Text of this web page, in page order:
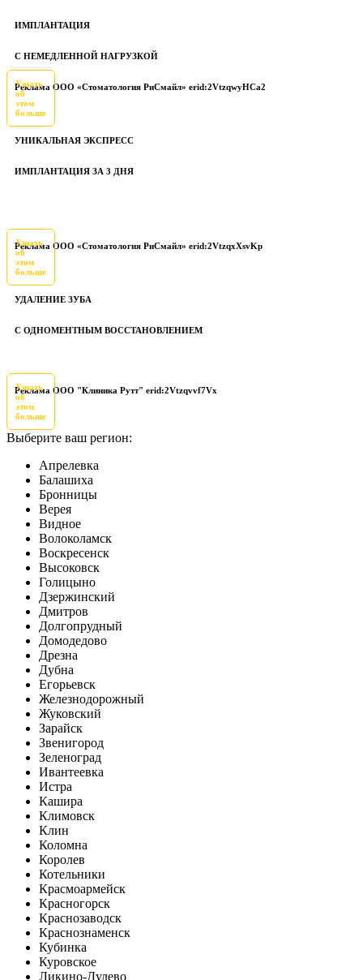
ИМПЛАНТАЦИЯ
С НЕМЕДЛЕННОЙ НАГРУЗКОЙ
Реклама ООО «Стоматология РиСмайл» erid:2VtzqwyHCa2
Узнать
об
этом
больше
УНИКАЛЬНАЯ ЭКСПРЕСС
ИМПЛАНТАЦИЯ ЗА 3 ДНЯ
Реклама ООО «Стоматология РиСмайл» erid:2VtzqxXsvKp
Узнать
об
этом
больше
УДАЛЕНИЕ ЗУБА
С ОДНОМЕНТНЫМ ВОССТАНОВЛЕНИЕМ
Реклама ООО "Клиника Рутт" erid:2Vtzqvvf7Vx
Узнать
об
этом
больше
Выберите ваш регион:
Апрелевка
Балашиха
Бронницы
Верея
Видное
Волоколамск
Воскресенск
Высоковск
Голицыно
Дзержинский
Дмитров
Долгопрудный
Домодедово
Дрезна
Дубна
Егорьевск
Железнодорожный
Жуковский
Зарайск
Звенигород
Зеленоград
Ивантеевка
Истра
Кашира
Климовск
Клин
Коломна
Королев
Котельники
Красмоармейск
Красногорск
Краснозаводск
Краснознаменск
Кубинка
Куровское
Ликино-Дулево